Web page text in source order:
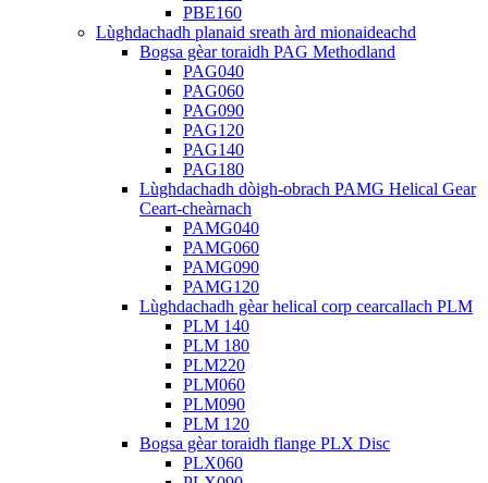
PBE160
Lùghdachadh planaid sreath àrd mionaideachd
Bogsa gèar toraidh PAG Methodland
PAG040
PAG060
PAG090
PAG120
PAG140
PAG180
Lùghdachadh dòigh-obrach PAMG Helical Gear
Ceart-cheàrnach
PAMG040
PAMG060
PAMG090
PAMG120
Lùghdachadh gèar helical corp cearcallach PLM
PLM 140
PLM 180
PLM220
PLM060
PLM090
PLM 120
Bogsa gèar toraidh flange PLX Disc
PLX060